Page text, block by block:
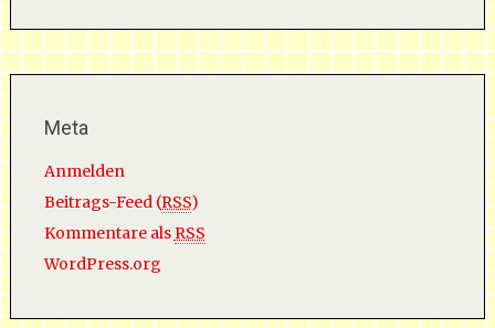
Meta
Anmelden
Beitrags-Feed (RSS)
Kommentare alsRSS
WordPress.org